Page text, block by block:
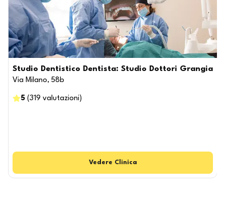
Studio Dentistico Dentista: Studio Dottori Grangia
Via Milano, 58b
5 (319 valutazioni )
Vedere Clinica